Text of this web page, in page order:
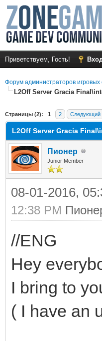
Приветствуем, Гость!
Форум администраторов игровых
L2Off Server Gracia
Страницы (2): 1 2 Следующий
L2Off Server Gracia
Пионер
Junior Member
08-01-2016,
12:38 PM
//ENG
Hey
I bring to
( I have an